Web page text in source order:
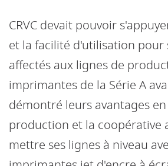
CRVC devait pouvoir
et la facilité d'utilisation pour
affectés aux lignes de
imprimantes de la Série A
démontré leurs avantages
production et la coopérative
mettre ses lignes à niveau